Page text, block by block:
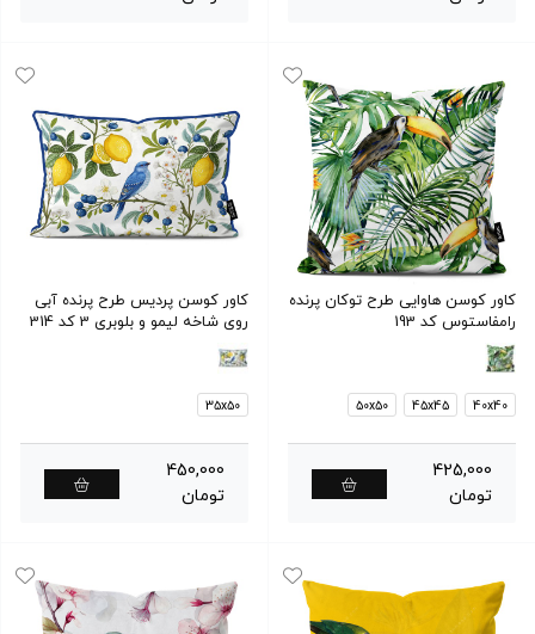
کاور کوسن هاوایی طرح توکان پرنده
رامفاستوس کد 193
40x40
45x45
50x50
425,000
تومان
کاور کوسن پردیس طرح پرنده آبی
روی شاخه لیمو و بلوبری 3 کد 314
35x50
450,000
تومان